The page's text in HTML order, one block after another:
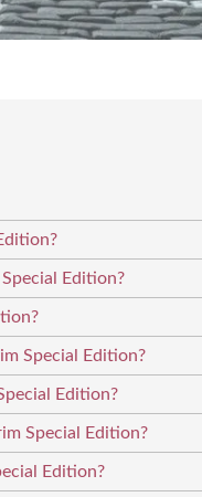
Edition?
Special Edition?
Edition?
Special Edition?
Edition?